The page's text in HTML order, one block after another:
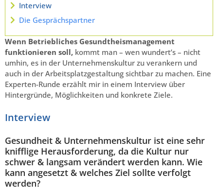
Interview
Die Gesprächspartner
Wenn Betriebliches Gesundtheismanagement
funktionieren soll, kommt man – wen wundert’s – nicht
umhin, es in der Unternehmenskultur zu verankern und
auch in der Arbeitsplatzgestaltung sichtbar zu machen. Eine
Experten-Runde erzählt mir in einem Interview über
Hintergründe, Möglichkeiten und konkrete Ziele.
Interview
Gesundheit & Unternehmenskultur ist eine sehr
knifflige Herausforderung, da die Kultur nur
schwer & langsam verändert werden kann. Wie
kann angesetzt & welches Ziel sollte verfolgt
werden?